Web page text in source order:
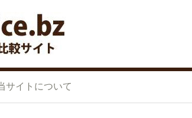
ンタルオフィス
サイトについて